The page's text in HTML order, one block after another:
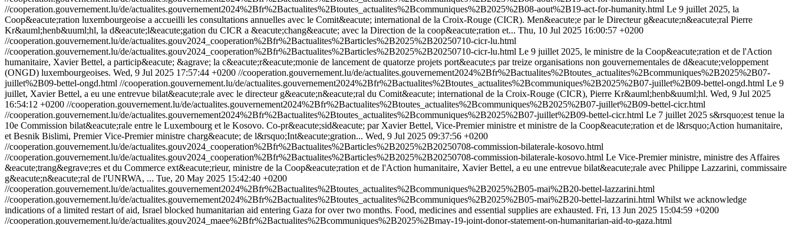
//cooperation.gouvernement.lu/de/actualites.gouvernement2024%2Bfr%2Bactualites%2Btoutes_actualites%2Bcommuniques%2B2025%2B08-aout%2B19-act-for-humanity.html Le 9 juillet 2025, la
Coop&eacute;ration luxembourgeoise a accueilli les consultations annuelles avec le Comit&eacute; international de la Croix-Rouge (CICR). Men&eacute;e par le Directeur g&eacute;n&eacute;ral Pierre
Kr&auml;henb&uuml;hl, la d&eacute;l&eacute;gation du CICR a &eacute;chang&eacute; avec la Direction de la coop&eacute;ration et... Thu, 10 Jul 2025 16:00:57 +0200
//cooperation.gouvernement.lu/de/actualites.gouv2024_cooperation%2Bfr%2Bactualites%2Barticles%2B2025%2B20250710-cicr-lu.html
//cooperation.gouvernement.lu/de/actualites.gouv2024_cooperation%2Bfr%2Bactualites%2Barticles%2B2025%2B20250710-cicr-lu.html Le 9 juillet 2025, le ministre de la Coop&eacute;ration et de l'Action
humanitaire, Xavier Bettel, a particip&eacute; &agrave; la c&eacute;r&eacute;monie de lancement de quatorze projets port&eacute;s par treize organisations non gouvernementales de d&eacute;veloppement
(ONGD) luxembourgeoises. Wed, 9 Jul 2025 17:57:44 +0200 //cooperation.gouvernement.lu/de/actualites.gouvernement2024%2Bfr%2Bactualites%2Btoutes_actualites%2Bcommuniques%2B2025%2B07-
juillet%2B09-bettel-ongd.html //cooperation.gouvernement.lu/de/actualites.gouvernement2024%2Bfr%2Bactualites%2Btoutes_actualites%2Bcommuniques%2B2025%2B07-juillet%2B09-bettel-ongd.html Le 9
juillet, Xavier Bettel, a eu une entrevue bilat&eacute;rale avec le directeur g&eacute;n&eacute;ral du Comit&eacute; international de la Croix-Rouge (CICR), Pierre Kr&auml;henb&uuml;hl. Wed, 9 Jul 2025
16:54:12 +0200 //cooperation.gouvernement.lu/de/actualites.gouvernement2024%2Bfr%2Bactualites%2Btoutes_actualites%2Bcommuniques%2B2025%2B07-juillet%2B09-bettel-cicr.html
//cooperation.gouvernement.lu/de/actualites.gouvernement2024%2Bfr%2Bactualites%2Btoutes_actualites%2Bcommuniques%2B2025%2B07-juillet%2B09-bettel-cicr.html Le 7 juillet 2025 s&rsquo;est tenue la
10e Commission bilat&eacute;rale entre le Luxembourg et le Kosovo. Co-pr&eacute;sid&eacute; par Xavier Bettel, Vice-Premier ministre et ministre de la Coop&eacute;ration et de l&rsquo;Action humanitaire,
et Besnik Bislimi, Premier Vice-Premier ministre charg&eacute; de l&rsquo;Int&eacute;gration... Wed, 9 Jul 2025 09:37:56 +0200
//cooperation.gouvernement.lu/de/actualites.gouv2024_cooperation%2Bfr%2Bactualites%2Barticles%2B2025%2B20250708-commission-bilaterale-kosovo.html
//cooperation.gouvernement.lu/de/actualites.gouv2024_cooperation%2Bfr%2Bactualites%2Barticles%2B2025%2B20250708-commission-bilaterale-kosovo.html Le Vice-Premier ministre, ministre des Affaires
&eacute;trang&egrave;res et du Commerce ext&eacute;rieur, ministre de la Coop&eacute;ration et de l'Action humanitaire, Xavier Bettel, a eu une entrevue bilat&eacute;rale avec Philippe Lazzarini, commissaire
g&eacute;n&eacute;ral de l'UNRWA, ... Tue, 20 May 2025 15:42:40 +0200
//cooperation.gouvernement.lu/de/actualites.gouvernement2024%2Bfr%2Bactualites%2Btoutes_actualites%2Bcommuniques%2B2025%2B05-mai%2B20-bettel-lazzarini.html
//cooperation.gouvernement.lu/de/actualites.gouvernement2024%2Bfr%2Bactualites%2Btoutes_actualites%2Bcommuniques%2B2025%2B05-mai%2B20-bettel-lazzarini.html Whilst we acknowledge
indications of a limited restart of aid, Israel blocked humanitarian aid entering Gaza for over two months. Food, medicines and essential supplies are exhausted. Fri, 13 Jun 2025 15:04:59 +0200
//cooperation.gouvernement.lu/de/actualites.gouv2024_maee%2Bfr%2Bactualites%2Bcommuniques%2B2025%2Bmay-19-joint-donor-statement-on-humanitarian-aid-to-gaza.html